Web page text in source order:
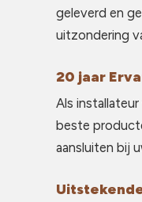
geleverd en
uitzondering
20 jaar
Als
beste
aansluiten bij